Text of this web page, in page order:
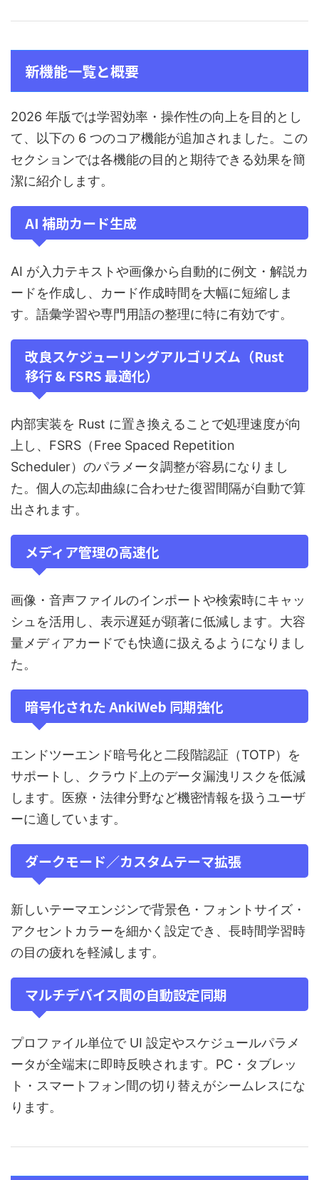
新機能一覧と概要
2026 年版では学習効率・操作性の向上を目的とし
て、以下の 6 つのコア機能が追加されました。この
セクションでは各機能の目的と期待できる効果を簡
潔に紹介します。
AI 補助カード生成
AI が入力テキストや画像から自動的に例文・解説カ
ードを作成し、カード作成時間を大幅に短縮しま
す。語彙学習や専門用語の整理に特に有効です。
改良スケジューリングアルゴリズム（Rust
移行 & FSRS 最適化）
内部実装を Rust に置き換えることで処理速度が向
上し、FSRS（Free Spaced Repetition
Scheduler）のパラメータ調整が容易になりまし
た。個人の忘却曲線に合わせた復習間隔が自動で算
出されます。
メディア管理の高速化
画像・音声ファイルのインポートや検索時にキャッ
シュを活用し、表示遅延が顕著に低減します。大容
量メディアカードでも快適に扱えるようになりまし
た。
暗号化された AnkiWeb 同期強化
エンドツーエンド暗号化と二段階認証（TOTP）を
サポートし、クラウド上のデータ漏洩リスクを低減
します。医療・法律分野など機密情報を扱うユーザ
ーに適しています。
ダークモード／カスタムテーマ拡張
新しいテーマエンジンで背景色・フォントサイズ・
アクセントカラーを細かく設定でき、長時間学習時
の目の疲れを軽減します。
マルチデバイス間の自動設定同期
プロファイル単位で UI 設定やスケジュールパラメ
ータが全端末に即時反映されます。PC・タブレッ
ト・スマートフォン間の切り替えがシームレスにな
ります。